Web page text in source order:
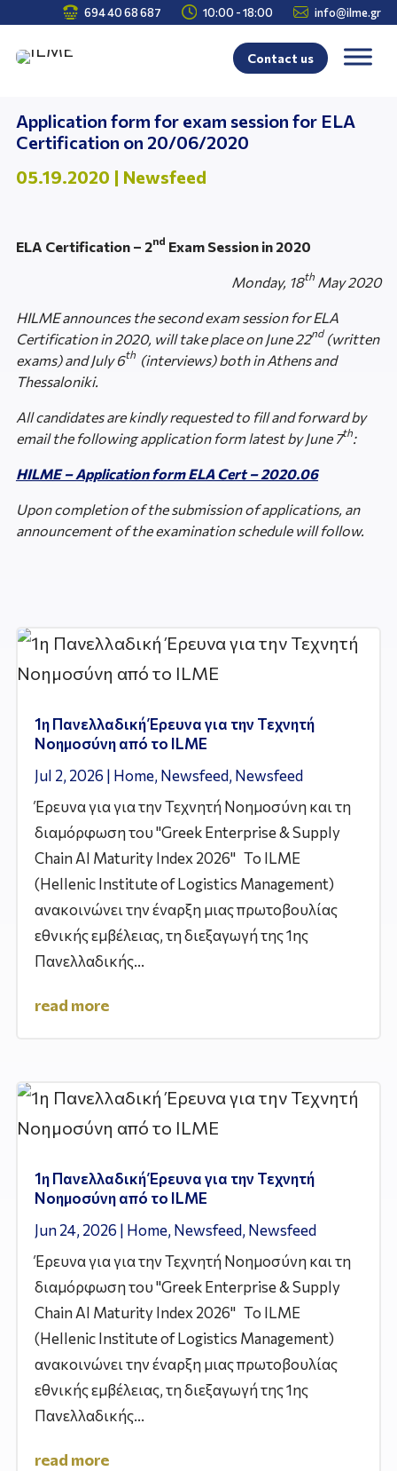
 694 40 68 687  10:00 - 18:00  info@ilme.gr
Contact us
Application form for exam session for ELA
Certification on 20/06/2020
05.19.2020 | Newsfeed
ELA Certification – 2nd Exam Session in 2020
Monday, 18th May 2020
HILME announces the second exam session for ELA
Certification in 2020, will take place on June 22nd(written
exams) and July 6th (interviews) both in Athens and
Thessaloniki.
All candidates are kindly requested to fill and forward by
email the following application form latest by June 7th:
HILME – Application form ELA Cert – 2020.06
Upon completion of the submission of applications, an
announcement of the examination schedule will follow.
1η Πανελλαδική Έρευνα για την Τεχνητή
Νοημοσύνη από το ILME
Jul 2, 2026 | Home, Newsfeed, Newsfeed
Έρευνα για για την Τεχνητή Νοημοσύνη και τη
διαμόρφωση του "Greek Enterprise & Supply
Chain AI Maturity Index 2026" Το ILME
(Hellenic Institute of Logistics Management)
ανακοινώνει την έναρξη μιας πρωτοβουλίας
εθνικής εμβέλειας, τη διεξαγωγή της 1ης
Πανελλαδικής...
read more
1η Πανελλαδική Έρευνα για την Τεχνητή
Νοημοσύνη από το ILME
Jun 24, 2026 | Home, Newsfeed, Newsfeed
Έρευνα για για την Τεχνητή Νοημοσύνη και τη
διαμόρφωση του "Greek Enterprise & Supply
Chain AI Maturity Index 2026" Το ILME
(Hellenic Institute of Logistics Management)
ανακοινώνει την έναρξη μιας πρωτοβουλίας
εθνικής εμβέλειας, τη διεξαγωγή της 1ης
Πανελλαδικής...
read more